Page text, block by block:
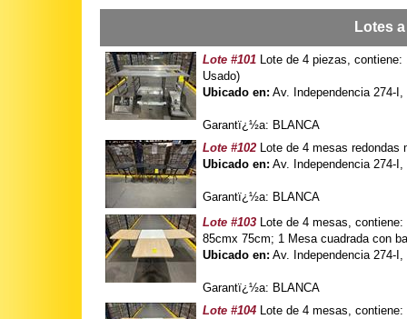
Lotes
Lote #101 Lote de 4 piezas,
Usado)
Ubicado en: Av. Independencia 274-
Garantï¿½a: BLANCA
Lote #102 Lote de 4 mesas
Ubicado en: Av. Independencia 274-
Garantï¿½a: BLANCA
Lote #103 Lote de 4 mesas,
85cmx 75cm; 1 Mesa cuadrada con
Ubicado en: Av. Independencia 274-
Garantï¿½a: BLANCA
Lote #104 Lote de 4 mesas,